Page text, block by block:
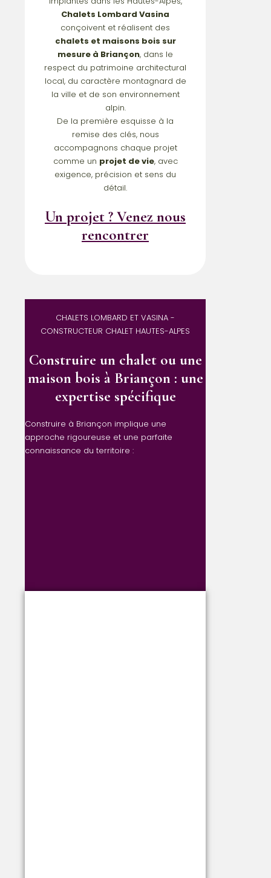
Chalets Lombard Vasina
conçoivent et réalisent des
chalets et maisons bois sur
mesure à Briançon, dans le
respect du patrimoine architectural
local, du caractère montagnard de
la ville et de son environnement
alpin.
De la première esquisse à la
remise des clés, nous
accompagnons chaque projet
comme un projet de vie, avec
exigence, précision et sens du
détail.
Un projet ? Venez nous
rencontrer
CHALETS LOMBARD ET VASINA -
CONSTRUCTEUR CHALET HAUTES-ALPES
Construire un chalet ou une
maison bois à Briançon : une
expertise spécifique
Construire à Briançon implique une
approche rigoureuse et une parfaite
connaissance du territoire :